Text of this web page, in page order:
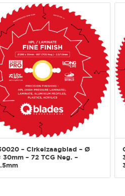
– Cirkelzaagblad – Ø
30mm – 72 TCG Neg. –